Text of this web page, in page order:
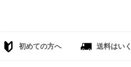
初めての方へ 送料はい